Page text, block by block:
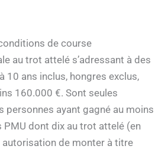
de course
au trot attelé s’adressant à des
10 ans inclus, hongres exclus,
160.000 €. Sont seules
personnes ayant gagné au moins
dont dix au trot attelé (en
autorisation de monter à titre